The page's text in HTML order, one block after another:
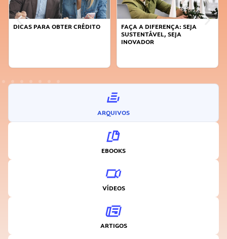
DICAS PARA OBTER CRÉDITO
FAÇA A DIFERENÇA: SEJA
SUSTENTÁVEL, SEJA
INOVADOR
ARQUIVOS
EBOOKS
VÍDEOS
ARTIGOS